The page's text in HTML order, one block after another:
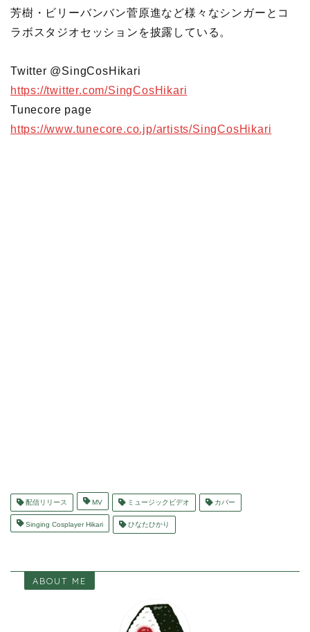
芳樹・ビリーバンバン菅原進など様々なシンガーとコ
ラボスタジオセッションを披露している。
Twitter @SingCosHikari
https://twitter.com/SingCosHikari
Tunecore page
https://www.tunecore.co.jp/artists/SingCosHikari
配信リリース MV ミュージックビデオ カバー
Singing Cosplayer Hikari ひなたひかり
ABOUT ME